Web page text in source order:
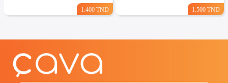
1.400 TND 1.500 TND